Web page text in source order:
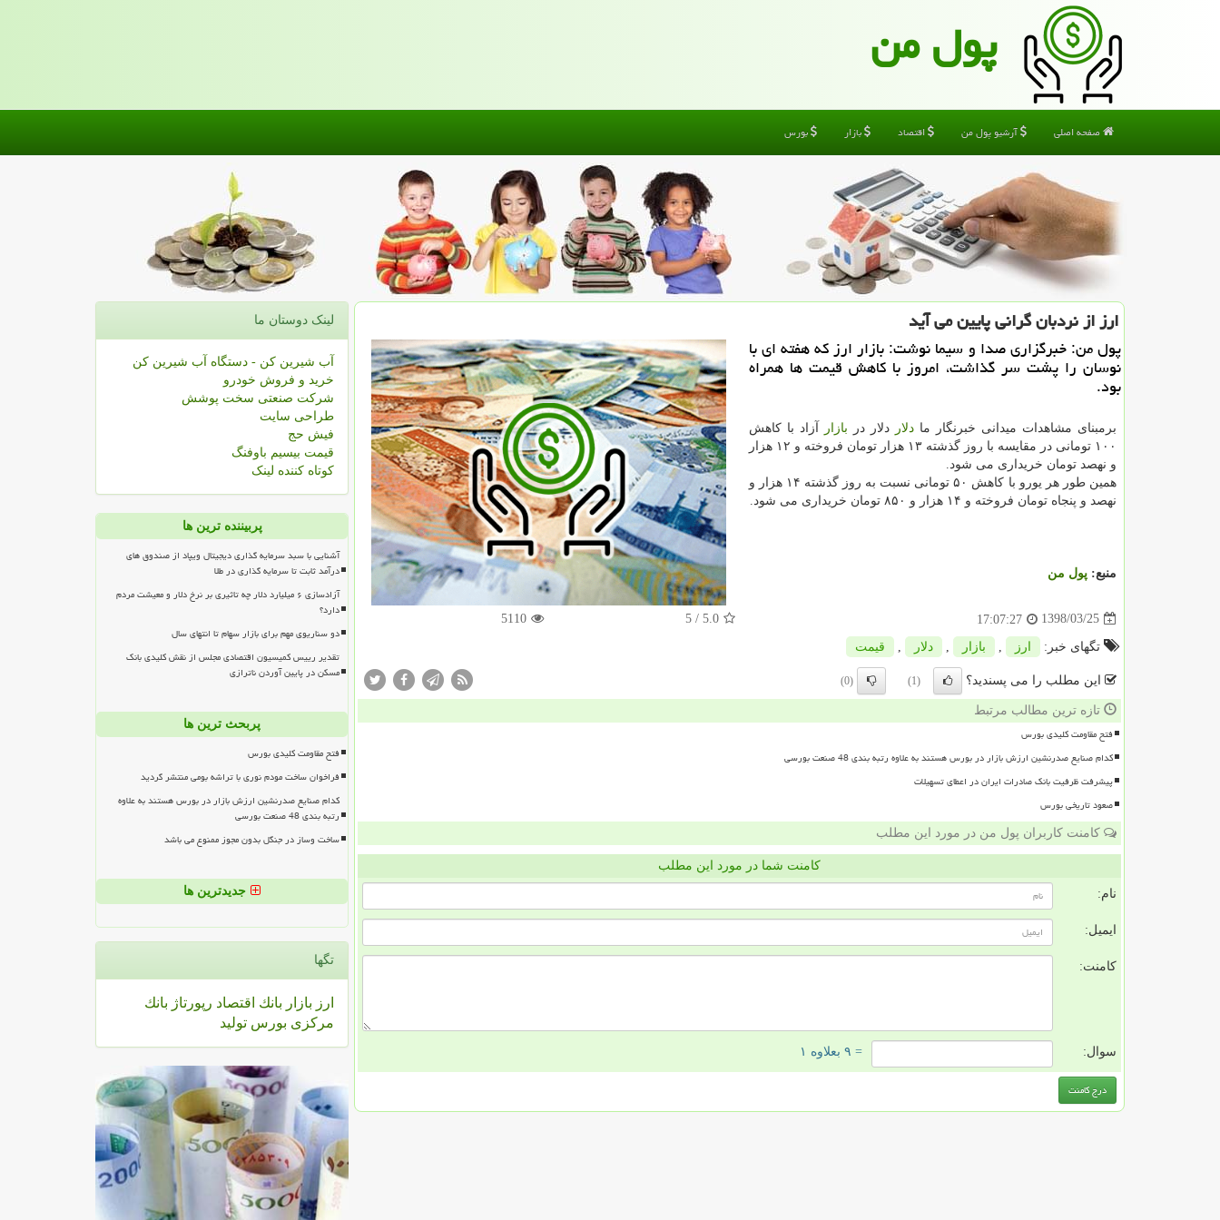
پول من
صفحه اصلی آرشیو پول من اقتصاد بازار بورس
ارز از نردبان گرانی پایین می آید
پول من: خبرگزاری ­صدا و سیما نوشت: بازار ارز كه هفته ای با
نوسان را پشت سر گذاشت، امروز با كاهش قیمت ها همراه
بود.
برمبنای مشاهدات میدانی خبرنگار مادلار دلار در بازار
آزاد با كاهش
۱۰۰ تومانی در مقایسه با روز گذشته ۱۳ هزار تومان فروخته و ۱۲ هزار
و نهصد تومان خریداری می شود.
همین طور هر یورو با كاهش ۵۰ تومانی نسبت به روز گذشته ۱۴ هزار و
نهصد و پنجاه تومان فروخته و ۱۴ هزار و ۸۵۰ تومان خریداری می شود.
منبع: پول من
1398/03/25
17:07:27
5.0
/ 5
5110
تگهای خبر: ارز بازار دلار قیمت
این مطلب را می پسندید؟ (1)
(0)
تازه ترین مطالب مرتبط
فتح مقاومت کلیدی بورس
کدام صنایع صدرنشین ارزش بازار در بورس هستند به علاوه رتبه بندی 48 صنعت بورسی
پیشرفت ظرفیت بانک صادرات ایران در اعطای تسهیلات
صعود تاریخی بورس
کامنت کاربران پول من در مورد این مطلب
کامنت شما در مورد این مطلب
نام:
ایمیل:
کامنت:
سوال: = ۹ بعلاوه ۱
لینک دوستان ما
آب شیرین کن - دستگاه آب شیرین کن
خرید و فروش خودرو
شرکت صنعتی سخت پوشش
طراحی سایت
فیش حج
قیمت بیسیم باوفنگ
کوتاه کننده لینک
پربیننده ترین ها
آشنایی با سبد سرمایه گذاری دیجیتال ویپاد از صندوق های
درآمد ثابت تا سرمایه گذاری در طلا
آزادسازی ۶ میلیارد دلار چه تاثیری بر نرخ دلار و معیشت مردم
دارد؟
دو سناریوی مهم برای بازار سهام تا انتهای سال
تقدیر رییس کمیسیون اقتصادی مجلس از نقش کلیدی بانک
مسکن در پایین آوردن ناترازی
پربحث ترین ها
فتح مقاومت کلیدی بورس
فراخوان ساخت مودم نوری با تراشه بومی منتشر گردید
کدام صنایع صدرنشین ارزش بازار در بورس هستند به علاوه
رتبه بندی 48 صنعت بورسی
ساخت وساز در جنگل بدون مجوز ممنوع می باشد
جدیدترین ها
تگها
ارز بازار بانك اقتصاد رپورتاژ بانك
مركزی بورس تولید